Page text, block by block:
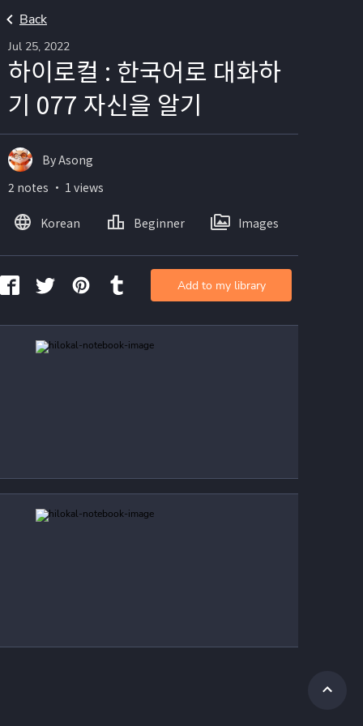
Back
Jul 25, 2022
하이로컬 : 한국어로 대화하
기 077 자신을 알기
By Asong
2 notes ・ 1 views
Korean Beginner Images
Add to my library